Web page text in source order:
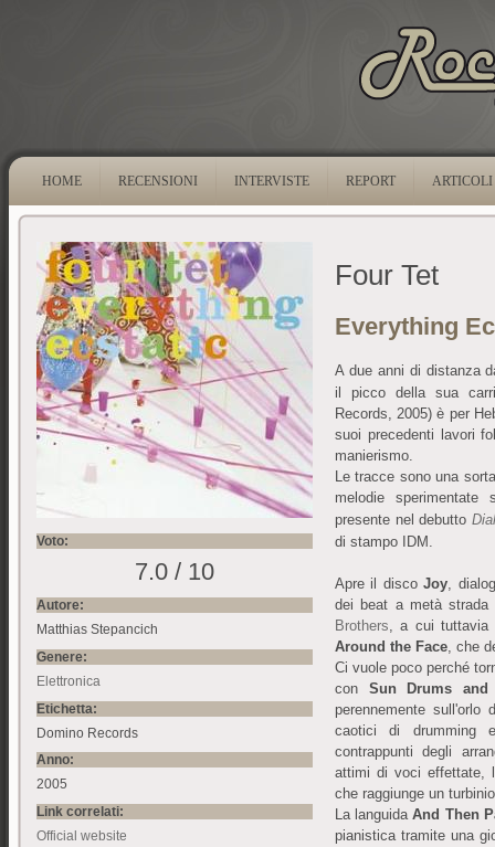
HOME RECENSIONI INTERVISTE REPORT ARTICOLI
Voto:
7.0 / 10
Autore:
Matthias Stepancich
Genere:
Elettronica
Etichetta:
Domino Records
Anno:
2005
Link correlati:
Official website
Four Tet
Everything
A due anni di distanza
il picco della sua
Records, 2005) è per
suoi precedenti lavori
manierismo.
Le tracce sono una
melodie
presente nel debutto
di stampo IDM.
Apre il discoJoy,
dei beat a metà
Brothers, a cui tuttavia
Around the Face, che
Ci vuole poco perché
con Sun Drums
perennemente
caotici di drumming
contrappunti degli
attimi di voci effettate,
che raggiunge un
La languidaAnd Then
pianistica tramite una